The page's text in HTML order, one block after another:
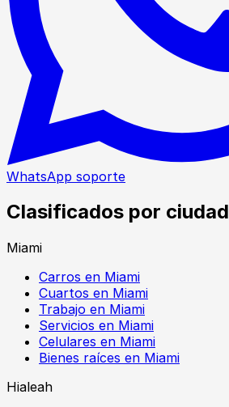
WhatsApp soporte
Clasificados por ciudad
Miami
Carros en Miami
Cuartos en Miami
Trabajo en Miami
Servicios en Miami
Celulares en Miami
Bienes raíces en Miami
Hialeah